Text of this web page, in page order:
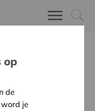
op
de
je